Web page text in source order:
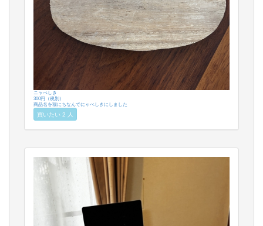
ニャべしき
300円（税別）
商品名を猫にちなんでにゃべしきにしました
買いたい 2 人